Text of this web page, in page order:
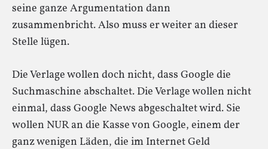
seine ganze Argumentation dann
zusammenbricht. Also muss er weiter an dieser
Stelle lügen.
Die Verlage wollen doch nicht, dass Google die
Suchmaschine abschaltet. Die Verlage wollen nicht
einmal, dass Google News abgeschaltet wird. Sie
wollen NUR an die Kasse von Google, einem der
ganz wenigen Läden, die im Internet Geld